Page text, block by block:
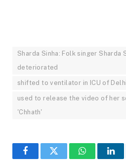
Sharda Sinha: Folk singer Sharda
deteriorated
shifted to ventilator in ICU of
used to release the video of her
'Chhath'
FacebookTwitter WhatsApp